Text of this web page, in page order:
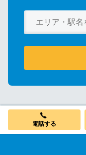
電話する